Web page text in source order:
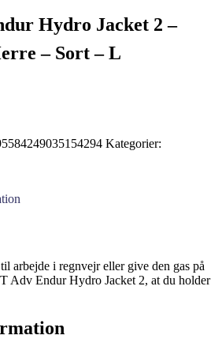
Hydro Jacket 2 –
– Sort – L
Kategorier:
arbejde i regnvejr eller give den gas på
Adv Endur Hydro Jacket 2, at du holder